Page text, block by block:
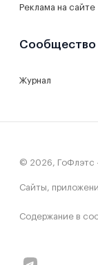
Реклама на сайте
Сообщество
Журнал
© 2026, ГоФлэтс
Сайты,
Содержание в